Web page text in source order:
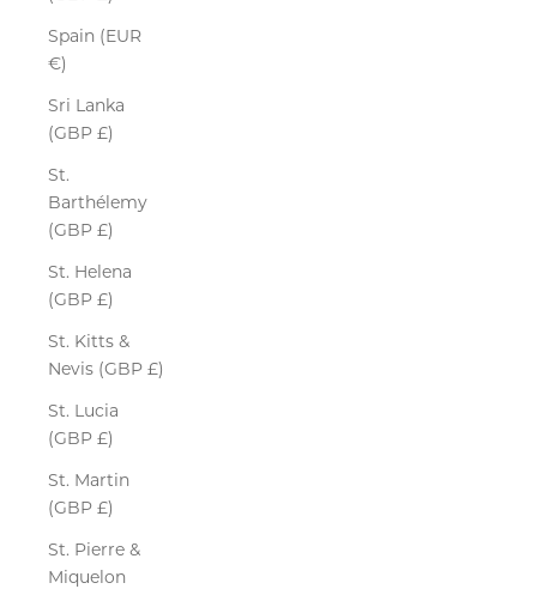
Spain (EUR
€)
Sri Lanka
(GBP £)
St.
Barthélemy
(GBP £)
St. Helena
(GBP £)
St. Kitts &
Nevis (GBP £)
St. Lucia
(GBP £)
St. Martin
(GBP £)
St. Pierre &
Miquelon